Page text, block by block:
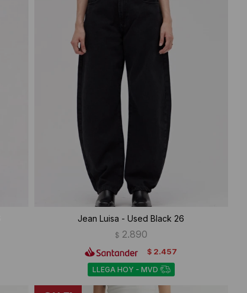
Jean Luisa - Used Black 26
$ 2.890
$ 2.457
LLEGA HOY - MVD